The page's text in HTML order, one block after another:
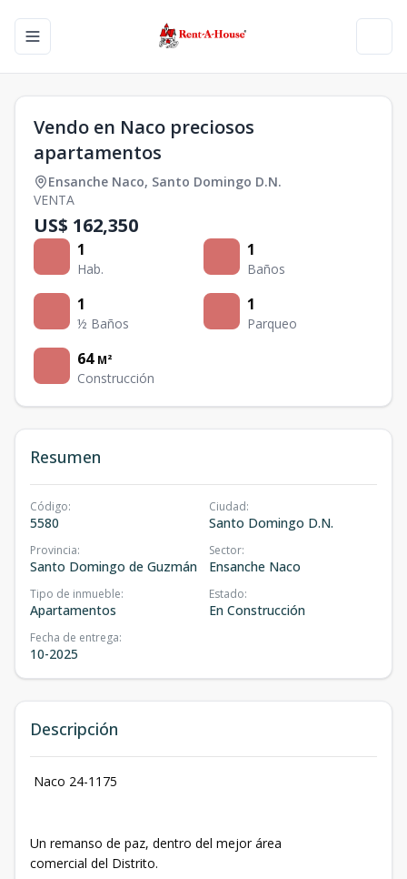
Toggle navigation menu
Vendo en Naco preciosos
apartamentos
Ensanche Naco, Santo Domingo D.N.
VENTA
US$ 162,350
1
Hab.
1
Baños
1
½ Baños
1
Parqueo
64 M²
Construcción
Resumen
Código:
5580
Ciudad:
Santo Domingo D.N.
Provincia:
Santo Domingo de Guzmán
Sector:
Ensanche Naco
Tipo de inmueble:
Apartamentos
Estado:
En Construcción
Fecha de entrega:
10-2025
Descripción
Naco 24-1175
Un remanso de paz, dentro del mejor área
comercial del Distrito.